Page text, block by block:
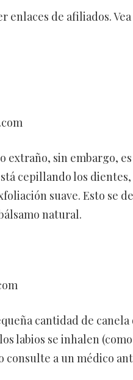
enlaces de afiliados.
extraño, sin embargo,
cepillando los
suave. Esto se
natural.
cantidad de
labios se inhalen
consulte a un médico